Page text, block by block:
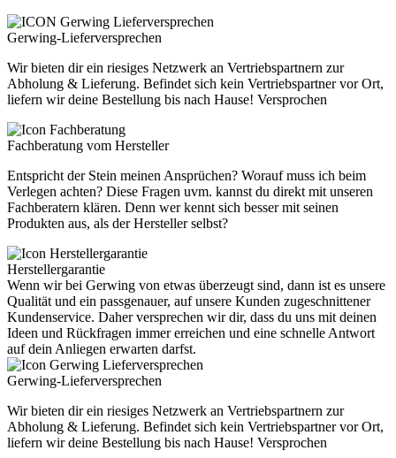
Gerwing-Lieferversprechen
Wir bieten dir ein riesiges Netzwerk an Vertriebspartnern zur
Abholung & Lieferung. Befindet sich kein Vertriebspartner vor Ort,
liefern wir deine Bestellung bis nach Hause! Versprochen
Fachberatung vom Hersteller
Entspricht der Stein meinen Ansprüchen? Worauf muss ich beim
Verlegen achten? Diese Fragen uvm. kannst du direkt mit unseren
Fachberatern klären. Denn wer kennt sich besser mit seinen
Produkten aus, als der Hersteller selbst?
Herstellergarantie
Wenn wir bei Gerwing von etwas überzeugt sind, dann ist es unsere
Qualität und ein passgenauer, auf unsere Kunden zugeschnittener
Kundenservice. Daher versprechen wir dir, dass du uns mit deinen
Ideen und Rückfragen immer erreichen und eine schnelle Antwort
auf dein Anliegen erwarten darfst.
Gerwing-Lieferversprechen
Wir bieten dir ein riesiges Netzwerk an Vertriebspartnern zur
Abholung & Lieferung. Befindet sich kein Vertriebspartner vor Ort,
liefern wir deine Bestellung bis nach Hause! Versprochen